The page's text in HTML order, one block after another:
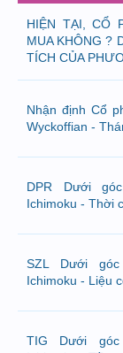
HIỆN TẠI, CỔ
MUA KHÔNG ?
TÍCH CỦA
Nhận định Cổ
Wyckoffian -
DPR Dưới
Ichimoku - Thời
SZL Dưới
Ichimoku - Liệu
TIG Dưới